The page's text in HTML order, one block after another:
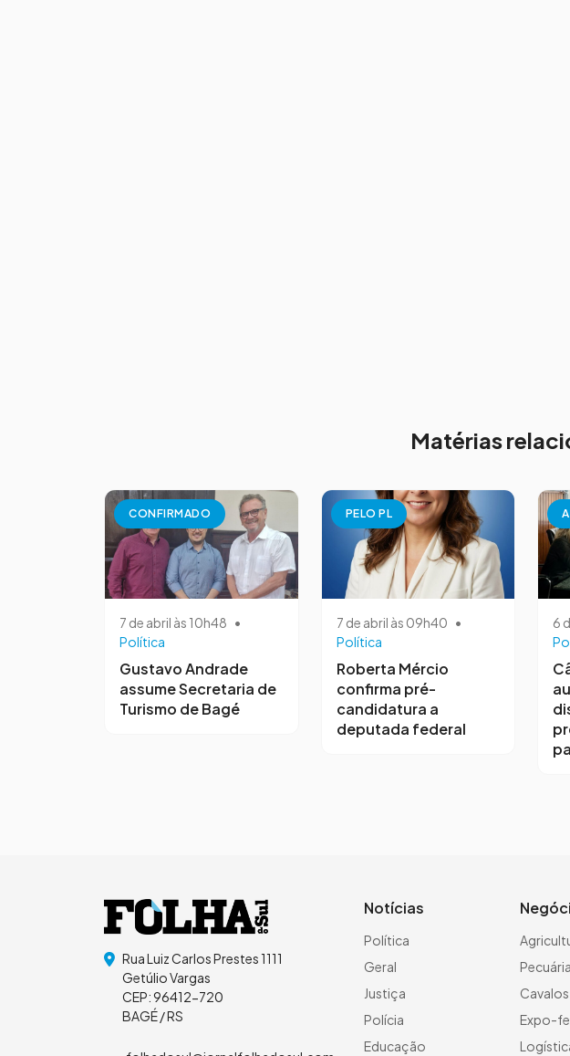
Matérias
CONFIRMADO
7 de abril às 10h48 •
Política
Gustavo Andrade
assume Secretaria de
Turismo de Bagé
PELO PL
7 de abril às 09h40 •
Política
Roberta Mércio
confirma pré-
candidatura a
deputada federal
6
Rua Luiz Carlos Prestes 1111
Getúlio Vargas
CEP: 96412-720
BAGÉ / RS
Notícias
Política
Geral
Justiça
Polícia
Educação
Pecuária
Cavalos
Expo-